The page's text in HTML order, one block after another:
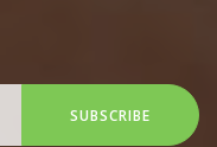
SUBSCRIBE